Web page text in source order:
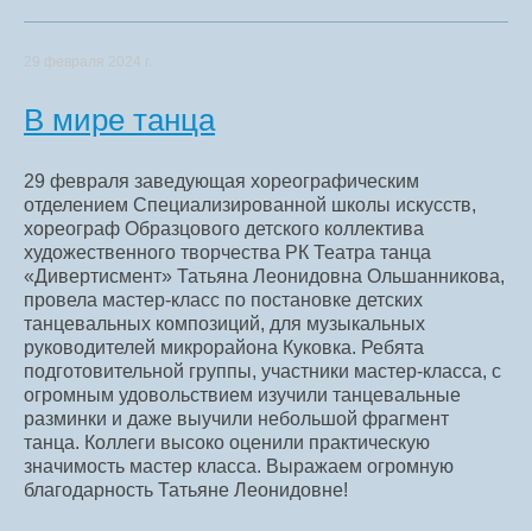
29 февраля 2024 г.
В мире танца
29 февраля заведующая хореографическим
отделением Специализированной школы искусств,
хореограф Образцового детского коллектива
художественного творчества РК Театра танца
«Дивертисмент» Татьяна Леонидовна Ольшанникова,
провела мастер-класс по постановке детских
танцевальных композиций, для музыкальных
руководителей микрорайона Куковка. Ребята
подготовительной группы, участники мастер-класса, с
огромным удовольствием изучили танцевальные
разминки и даже выучили небольшой фрагмент
танца. Коллеги высоко оценили практическую
значимость мастер класса. Выражаем огромную
благодарность Татьяне Леонидовне!